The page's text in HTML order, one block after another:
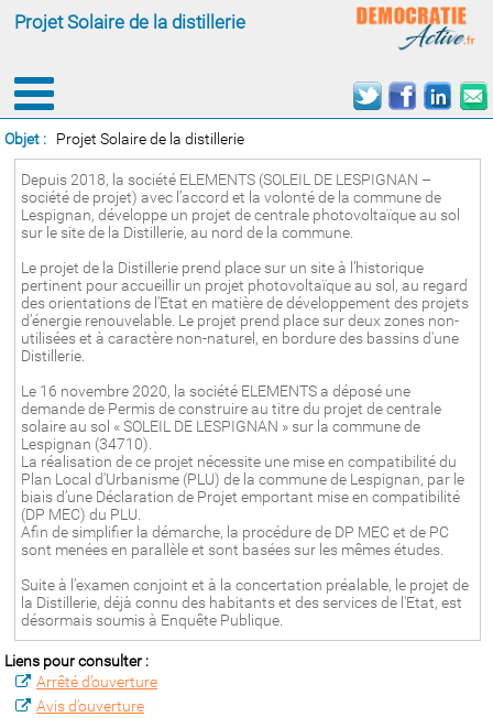
Projet Solaire de la distillerie
Objet : Projet Solaire de la distillerie
Depuis 2018, la société ELEMENTS (SOLEIL DE LESPIGNAN –
société de projet) avec l’accord et la volonté de la commune de
Lespignan, développe un projet de centrale photovoltaïque au sol
sur le site de la Distillerie, au nord de la commune.
Le projet de la Distillerie prend place sur un site à l’historique
pertinent pour accueillir un projet photovoltaïque au sol, au regard
des orientations de l’Etat en matière de développement des projets
d’énergie renouvelable. Le projet prend place sur deux zones non-
utilisées et à caractère non-naturel, en bordure des bassins d'une
Distillerie.
Le 16 novembre 2020, la société ELEMENTS a déposé une
demande de Permis de construire au titre du projet de centrale
solaire au sol « SOLEIL DE LESPIGNAN » sur la commune de
Lespignan (34710).
La réalisation de ce projet nécessite une mise en compatibilité du
Plan Local d'Urbanisme (PLU) de la commune de Lespignan, par le
biais d’une Déclaration de Projet emportant mise en compatibilité
(DP MEC) du PLU.
Afin de simplifier la démarche, la procédure de DP MEC et de PC
sont menées en parallèle et sont basées sur les mêmes études.
Suite à l’examen conjoint et à la concertation préalable, le projet de
la Distillerie, déjà connu des habitants et des services de l'Etat, est
désormais soumis à Enquête Publique.
Liens pour consulter :
Arrêté d’ouverture
Avis d’ouverture